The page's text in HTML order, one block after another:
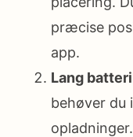
præcise
app.
Lang
behøver du